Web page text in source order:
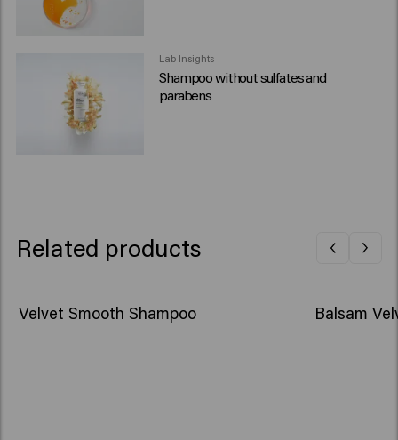
Lab Insights
Shampoo without sulfates and
parabens
Related products
Velvet Smooth Shampoo Balsam